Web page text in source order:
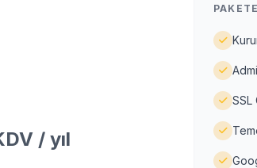
/ yıl
SSL